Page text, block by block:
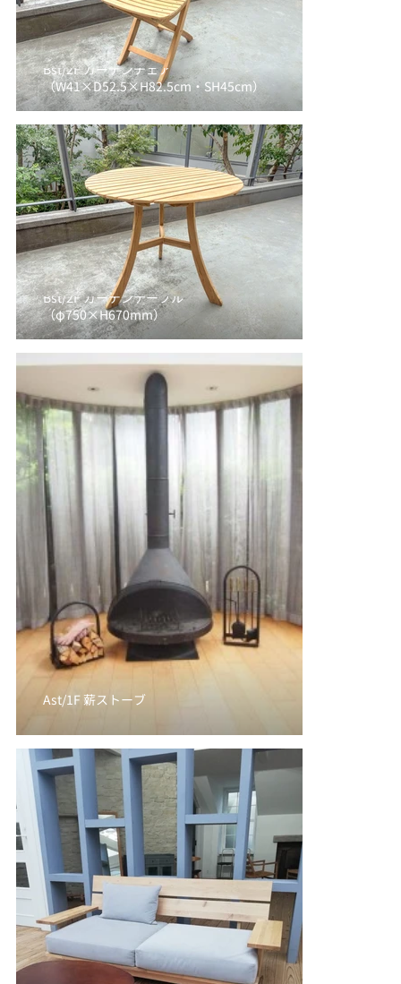
Bst/2F ガーデンチェア
（W41×D52.5×H82.5cm・SH45cm）
Bst/2F ガーデンテーブル
（φ750×H670mm）
Ast/1F 薪ストーブ